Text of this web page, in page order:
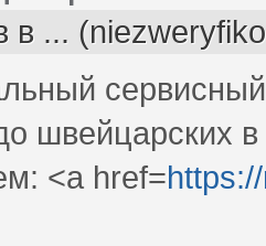
в ...
швейцарских
<a href=